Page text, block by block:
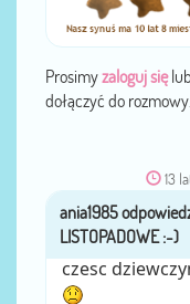
Prosimyzaloguj sięlub
dołączyć do rozmowy.
13
czesc